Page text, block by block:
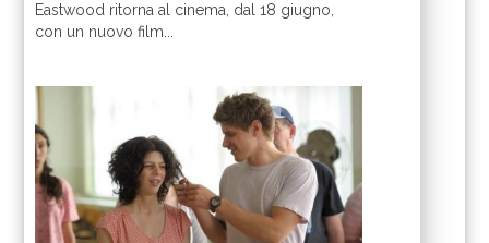
Eastwood ritorna al cinema, dal 18 giugno,
con un nuovo film...